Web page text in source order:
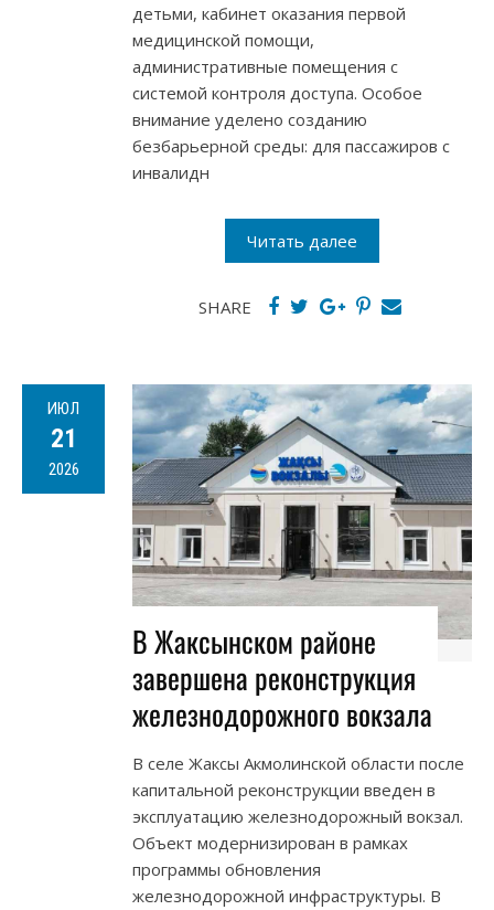
детьми, кабинет оказания первой
медицинской помощи,
административные помещения с
системой контроля доступа. Особое
внимание уделено созданию
безбарьерной среды: для пассажиров с
инвалидн
Читать далее
SHARE
ИЮЛ
21
2026
В Жаксынском районе
завершена реконструкция
железнодорожного вокзала
В селе Жаксы Акмолинской области после
капитальной реконструкции введен в
эксплуатацию железнодорожный вокзал.
Объект модернизирован в рамках
программы обновления
железнодорожной инфраструктуры. В